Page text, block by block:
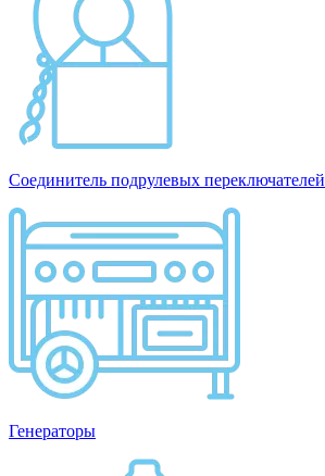
Соединитель подрулевых переключателей
Генераторы